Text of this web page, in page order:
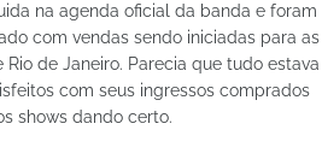
na agenda oficial da banda e foram
com vendas sendo iniciadas para as
de Janeiro. Parecia que tudo estava
com seus ingressos comprados
shows dando certo.